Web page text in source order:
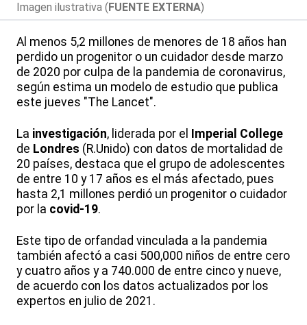
Imagen ilustrativa (FUENTE EXTERNA)
Al menos 5,2 millones de menores de 18 años han
perdido un progenitor o un cuidador desde marzo
de 2020 por culpa de la pandemia de coronavirus,
según estima un modelo de estudio que publica
este jueves "The Lancet".
La investigación, liderada por el
Imperial College
de Londres (R.Unido) con datos de mortalidad de
20 países, destaca que el grupo de adolescentes
de entre 10 y 17 años es el más afectado, pues
hasta 2,1 millones perdió un progenitor o cuidador
por la covid-19.
Este tipo de orfandad vinculada a la pandemia
también afectó a casi 500,000 niños de entre cero
y cuatro años y a 740.000 de entre cinco y nueve,
de acuerdo con los datos actualizados por los
expertos en julio de 2021.